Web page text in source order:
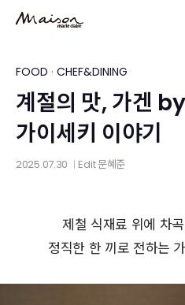
content
FOOD · CHEF&DINING
계절의 맛, 가겐
가이세키 이야기
2025.07.30 Edit문혜준
제철 식재료 위에 차
정직한 한 끼로 전하는